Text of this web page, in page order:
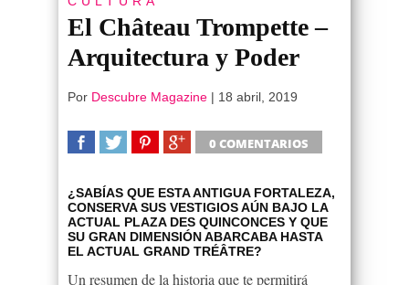
El Château Trompette –
Arquitectura y Poder
Por Descubre Magazine | 18 abril, 2019
0 COMENTARIOS
¿SABÍAS QUE ESTA ANTIGUA FORTALEZA,
CONSERVA SUS VESTIGIOS AÚN BAJO LA
ACTUAL PLAZA DES QUINCONCES Y QUE
SU GRAN DIMENSIÓN ABARCABA HASTA
EL ACTUAL GRAND TRÉÂTRE?
Un resumen de la historia que te permitirá